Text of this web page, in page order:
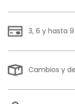
3, 6 y hasta
Cambios y